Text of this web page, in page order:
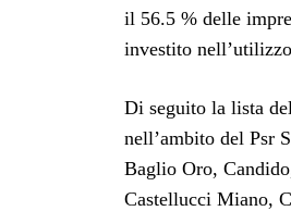
il 56.5 % delle
investito
Di seguito la lista
nell’ambito del Psr
Baglio Oro,
Castellucci Miano,